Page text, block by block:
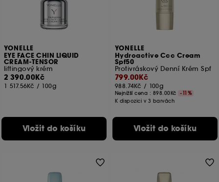
YONELLE
EYE FACE CHIN LIQUID
CREAM-TENSOR
liftingový krém
2 390.00Kč
1 517.56Kč / 100g
Vložit do košíku
YONELLE
Hydroactive Ccc Cream
Spf50
Protivráskový Denní Krém Spf
799.00Kč
988.74Kč / 100g
Nejnižší cena : 898.00Kč
-11%
K dispozici v 3 barvách
Vložit do košíku
Svůj souhlas můžete kdykoli odvolat. Pokud chcete
získat více informací o souborech cookies, klikněte